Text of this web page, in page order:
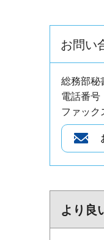
お問い
総務部秘
電話番
ファッ
より良